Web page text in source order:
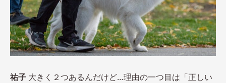
祐子 大きく２つあるんだけど…理由の一つ目は「正しい